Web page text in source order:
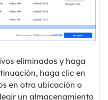
eliminados y haga
haga clic en
en otra ubicación o
un almacenamiento